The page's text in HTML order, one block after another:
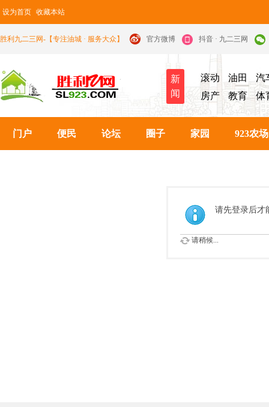
设为首页 收藏本站
胜利九二三网-【专注油城 · 服务大众】 官方微博 抖音 · 九二三网
新
闻
滚动 油田
汽
房产
教育 体
门户 便民 论坛 圈子 家园 923农场
请先登录后才
请稍候...